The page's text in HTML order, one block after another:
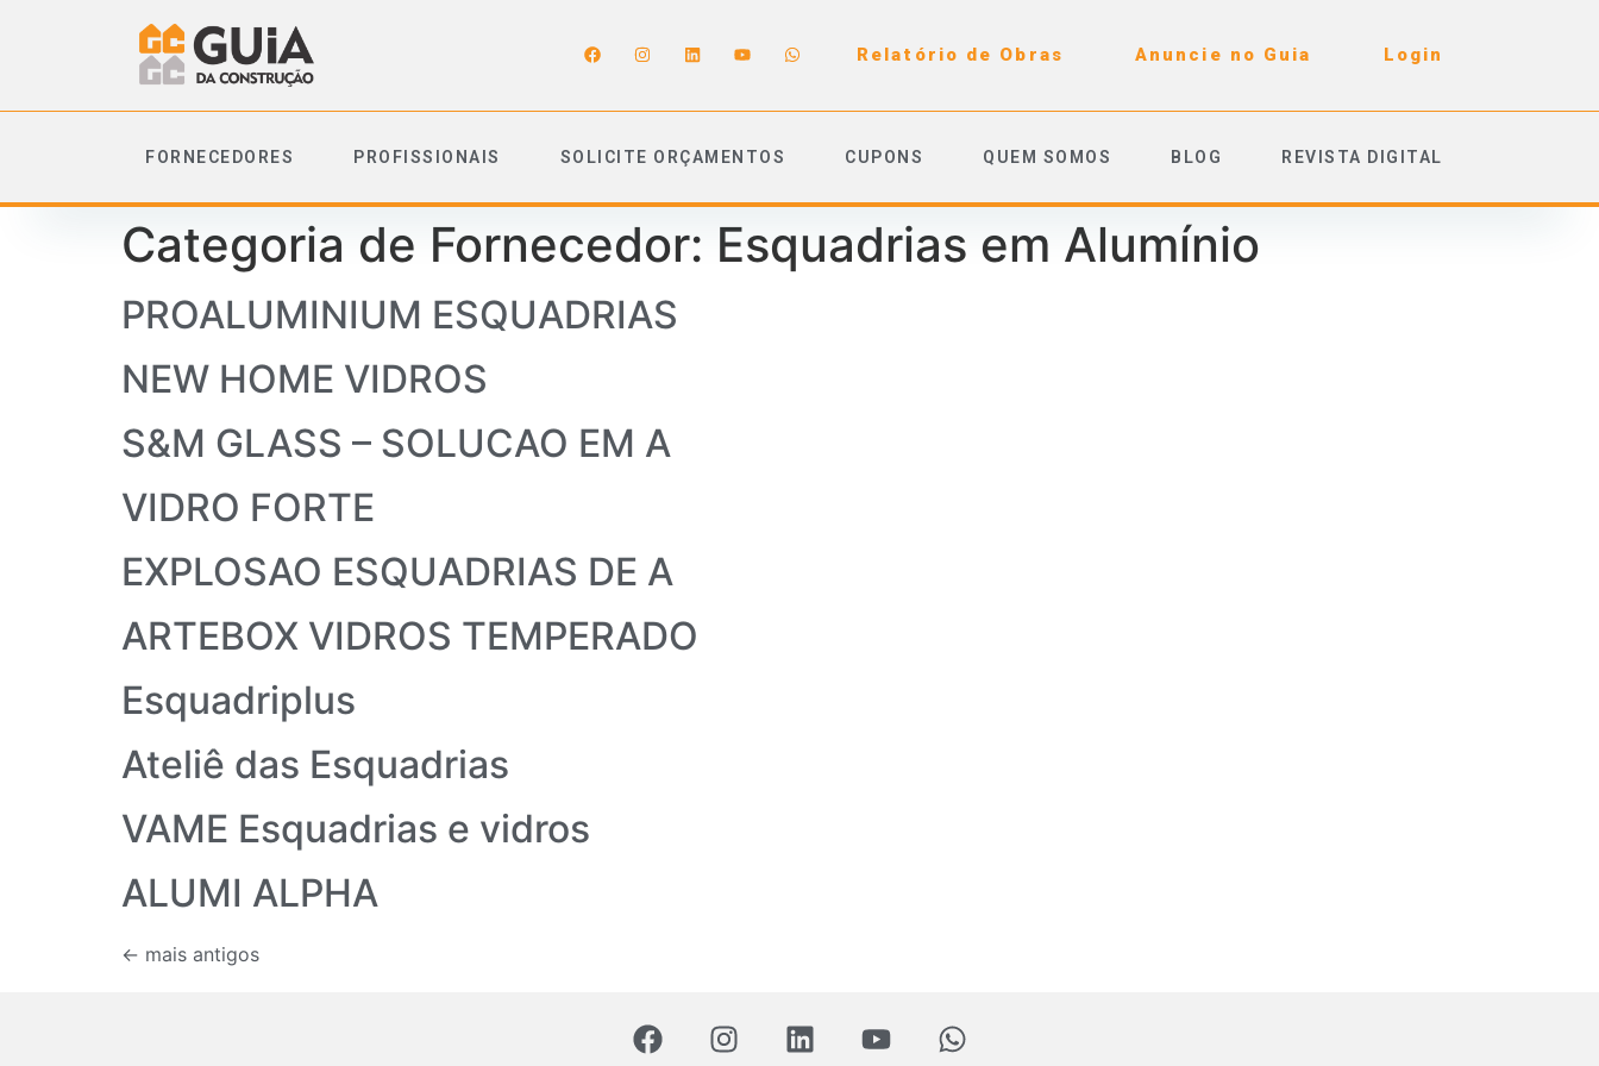
Relatório de Obras Anuncie no Guia Login
FORNECEDORES PROFISSIONAIS SOLICITE ORÇAMENTOS CUPONS QUEM SOMOS BLOG REVISTA DIGITAL
Categoria de Fornecedor: Esquadrias em Alumínio
PROALUMINIUM ESQUADRIAS
NEW HOME VIDROS
S&M GLASS – SOLUCAO EM A
VIDRO FORTE
EXPLOSAO ESQUADRIAS DE A
ARTEBOX VIDROS TEMPERADO
Esquadriplus
Ateliê das Esquadrias
VAME Esquadrias e vidros
ALUMI ALPHA
← mais antigos